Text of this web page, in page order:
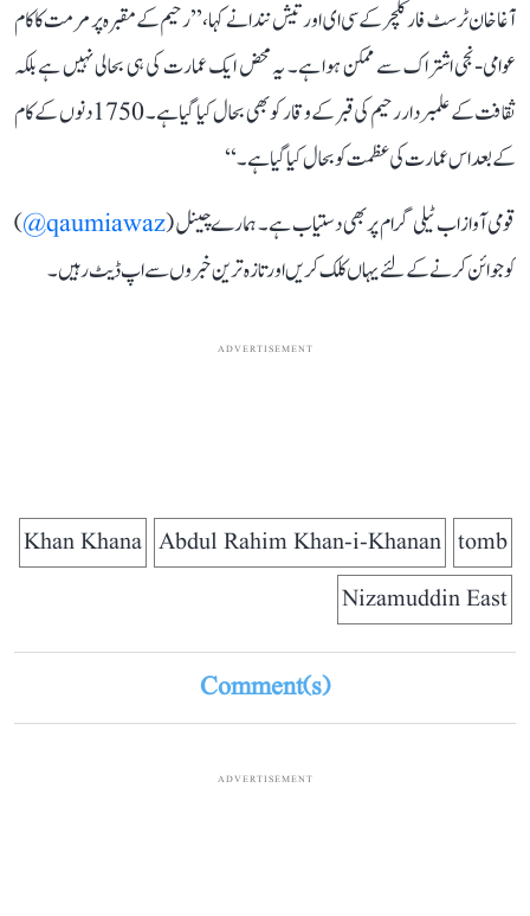
آغا خان ٹرسٹ فار کلچر کے سی ای او رتیش نندا نے کہا، ’’رحیم کے مقبرہ پر مرمت کا کام
عوامی-نجی اشتراک سے ممکن ہوا ہے۔ یہ محض ایک عمارت کی ہی بحالی نہیں ہے بلکہ
ثقافت کے علمبردار رحیم کی قبر کے وقار کو بھی بحال کیا گیا ہے۔ 1750 دنوں کے کام
کے بعد اس عمارت کی عظمت کو بحال کیا گیا ہے۔‘‘
قومی آواز اب ٹیلی گرام پر بھی دستیاب ہے۔ ہمارے چینل (qaumiawaz@
)
کو جوائن کرنے کے لئے یہاں کلک کریں اور تازہ ترین خبروں سے اپ ڈیٹ رہیں۔
ADVERTISEMENT
tomb
Abdul Rahim Khan-i-Khanan
Khan Khana
Nizamuddin East
Comment(s)
ADVERTISEMENT